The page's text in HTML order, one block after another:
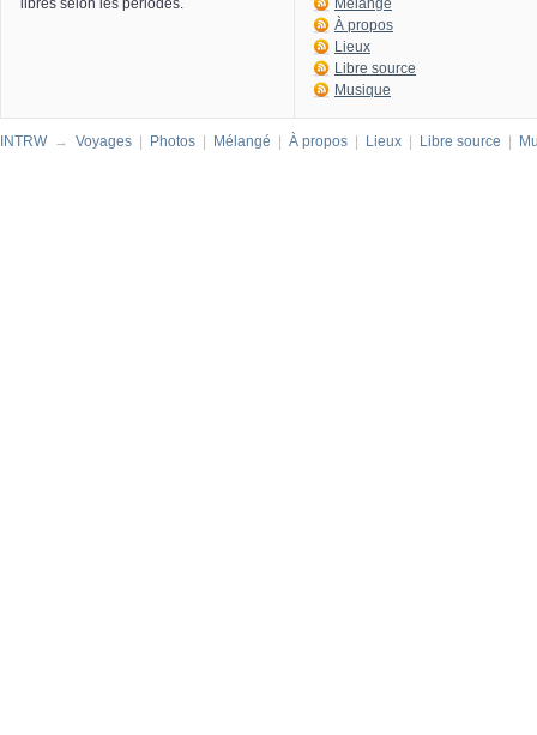
libres selon les périodes.
Mélangé
À propos
Lieux
Libre source
Musique
INTRW → Voyages Photos Mélangé À propos Lieux Libre source